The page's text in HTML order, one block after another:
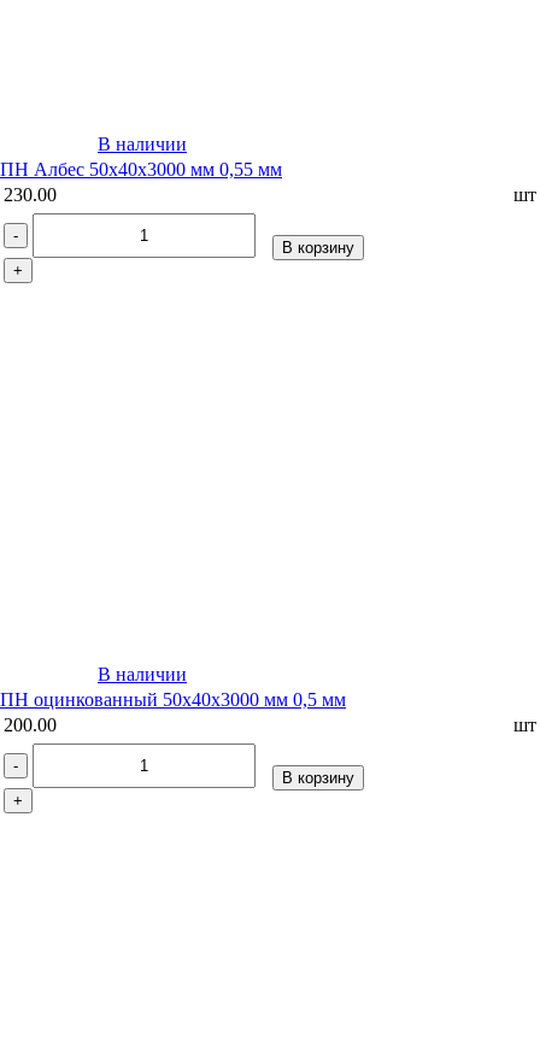
В наличии
ПН Албес 50х40х3000 мм 0,55 мм
230.00
шт
-
+
В корзину
В наличии
ПН оцинкованный 50х40х3000 мм 0,5 мм
200.00
шт
-
+
В корзину